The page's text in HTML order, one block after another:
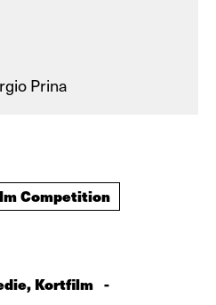
Prina
Competition
Kortfilm -